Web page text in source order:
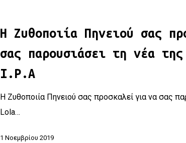
Η Ζυθοποιία Πηνειού σας
σας παρουσιάσει τη νέα
I.P.A
Η Ζυθοποιία Πηνειού σας προσκαλεί για να σας
Lola…
1 Νοεμβρίου 2019